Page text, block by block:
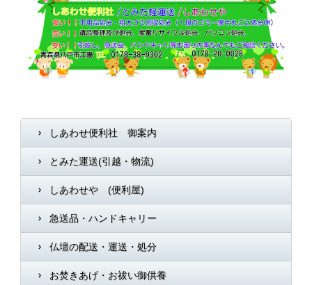
しあわせ便利社 御案内
とみた運送(引越・物流)
しあわせや (便利屋)
急送品・ハンドキャリー
仏壇の配送・運送・処分
お焚きあげ・お祓い御供養